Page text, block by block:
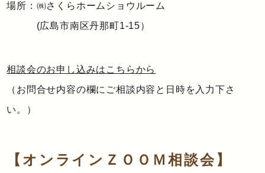
場所：㈱さくらホームショウルーム
(広島市南区丹那町1-15）
相談会のお申し込みはこちらから
（お問合せ内容の欄にご相談内容と日時を入力下さ
い。）
【オンラインＺＯＯＭ相談会】